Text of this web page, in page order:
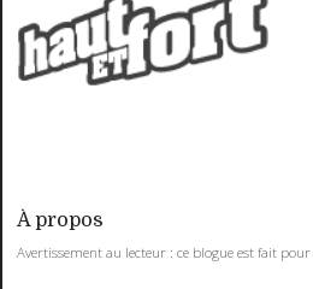
À propos
Avertissement au lecteur : ce blogue est fait